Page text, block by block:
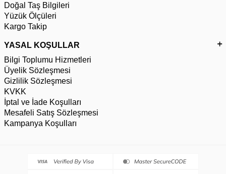
Doğal Taş Bilgileri
Yüzük Ölçüleri
Kargo Takip
YASAL KOŞULLAR
Bilgi Toplumu Hizmetleri
Üyelik Sözleşmesi
Gizlilik Sözleşmesi
KVKK
İptal ve İade Koşulları
Mesafeli Satış Sözleşmesi
Kampanya Koşulları